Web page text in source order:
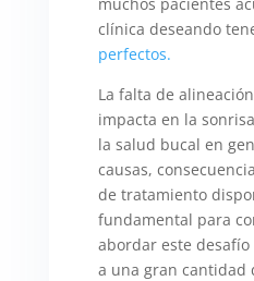
clínica deseando
perfectos.
La falta de
impacta en la
la salud bucal en
causas,
de tratamiento
fundamental para
abordar este
a una gran cantidad